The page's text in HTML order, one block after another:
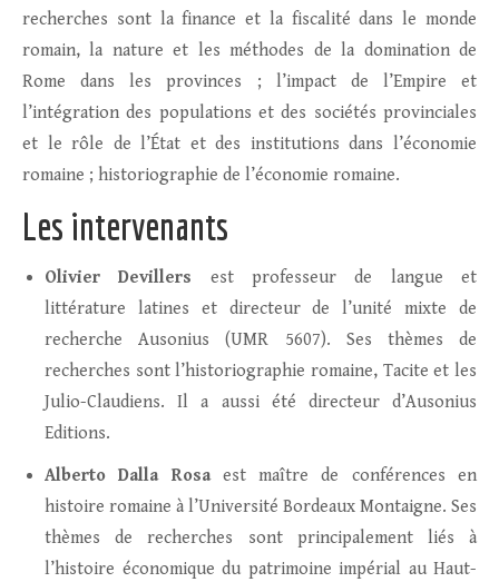
recherches sont la finance et la fiscalité dans le monde
romain, la nature et les méthodes de la domination de
Rome dans les provinces ; l’impact de l’Empire et
l’intégration des populations et des sociétés provinciales
et le rôle de l’État et des institutions dans l’économie
romaine ; historiographie de l’économie romaine.
Les intervenants
Olivier Devillers est professeur de langue et
littérature latines et directeur de l’unité mixte de
recherche Ausonius (UMR 5607). Ses thèmes de
recherches sont l’historiographie romaine, Tacite et les
Julio-Claudiens. Il a aussi été directeur d’Ausonius
Editions.
Alberto Dalla Rosaest maître de conférences en
histoire romaine à l’Université Bordeaux Montaigne. Ses
thèmes de recherches sont principalement liés à
l’histoire économique du patrimoine impérial au Haut-